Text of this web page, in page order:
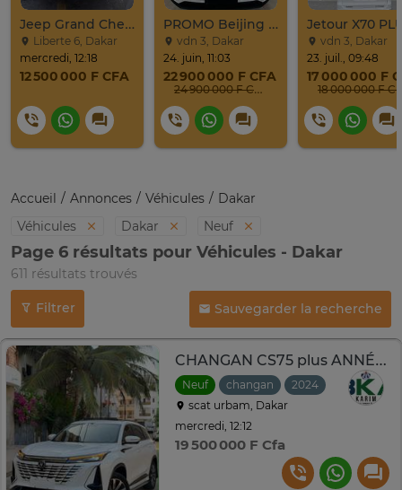
Jeep Grand Cherokee Overland 2019 À Vendre
Liberte 6, Dakar
mercredi, 12:18
12 500 000 F CFA
PROMO Beijing X7 / 2025
vdn 3, Dakar
24. juin, 11:03
22 900 000 F CFA
24 900 000 F CFA
vdn 3, Dakar
23. juil., 09:48
17 000 000 F
18 000 000 F
Accueil Annonces Véhicules
Dakar
Véhicules
Dakar Neuf
Page 6 résultats pour Véhicules - Dakar
611 résultats trouvés
Filtrer Sauvegarder la recherche
CHANGAN CS75 plus ANNÉE 2024
Neuf changan 2024
scat urbam, Dakar
mercredi, 12:12
19 500 000 F Cfa